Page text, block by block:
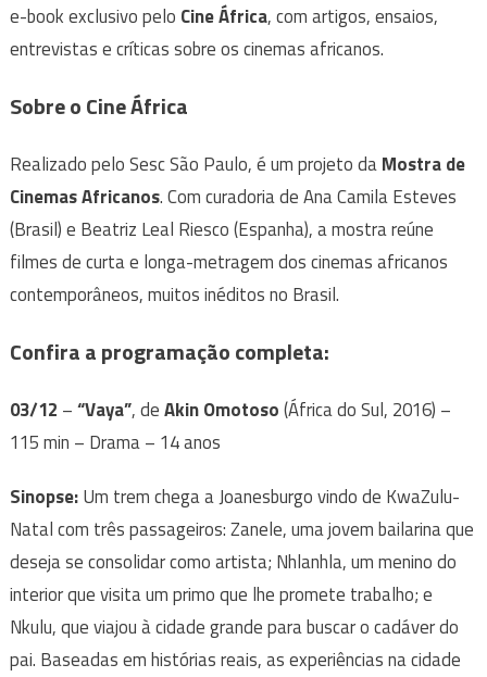
e-book exclusivo pelo Cine África, com artigos, ensaios,
entrevistas e críticas sobre os cinemas africanos.
Sobre o Cine África
Realizado pelo Sesc São Paulo, é um projeto daMostra de
Cinemas Africanos. Com curadoria de Ana Camila Esteves
(Brasil) e Beatriz Leal Riesco (Espanha), a mostra reúne
filmes de curta e longa-metragem dos cinemas africanos
contemporâneos, muitos inéditos no Brasil.
Confira a programação completa:
03/12 –“Vaya”, deAkin Omotoso(África do Sul, 2016) –
115 min – Drama – 14 anos
Sinopse:Um trem chega a Joanesburgo vindo de KwaZulu-
Natal com três passageiros: Zanele, uma jovem bailarina que
deseja se consolidar como artista; Nhlanhla, um menino do
interior que visita um primo que lhe promete trabalho; e
Nkulu, que viajou à cidade grande para buscar o cadáver do
pai. Baseadas em histórias reais, as experiências na cidade